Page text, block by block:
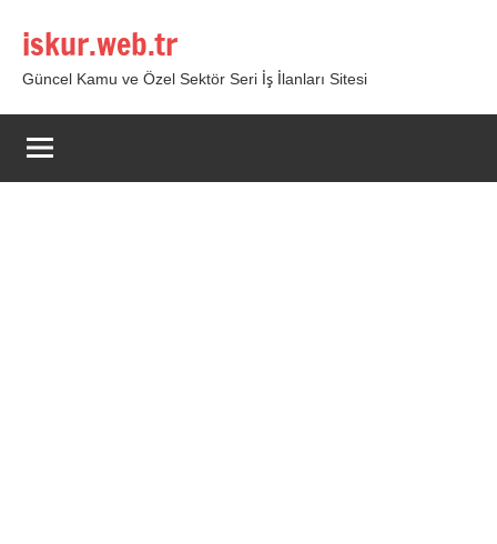
geçiskur.web.tr
Güncel Kamu ve Özel Sektör Seri İş İlanları Sitesi